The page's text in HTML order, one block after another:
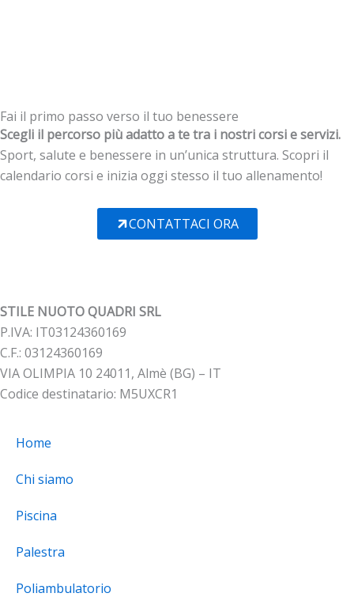
Fai il primo passo verso il tuo benessere
Scegli il percorso più adatto a te tra i nostri corsi e servizi.
Sport, salute e benessere in un’unica struttura. Scopri il
calendario corsi e inizia oggi stesso il tuo allenamento!
CONTATTACI ORA
STILE NUOTO QUADRI SRL
P.IVA: IT03124360169
C.F.: 03124360169
VIA OLIMPIA 10 24011, Almè (BG) – IT
Codice destinatario: M5UXCR1
Home
Chi siamo
Piscina
Palestra
Poliambulatorio